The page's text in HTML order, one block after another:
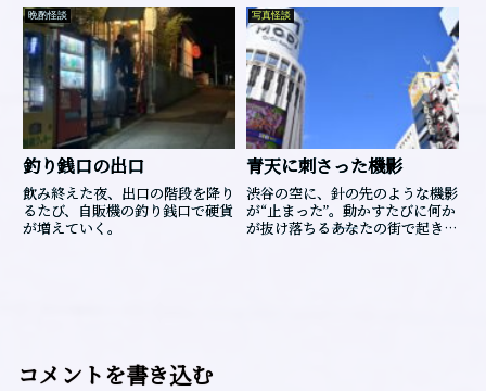
晩酌怪談
釣り銭口の出口
飲み終えた夜、出口の階段を降り
るたび、自販機の釣り銭口で硬貨
が増えていく。
写真怪談
青天に刺さった機影
渋谷の空に、針の先のような機影
が“止まった”。動かすたびに何か
が抜け落ちる――あなたの街で起き
コメントを書き込む